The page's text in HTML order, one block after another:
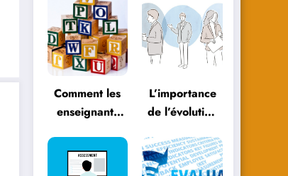
Comment les
enseignants
évoluer avec
les
L’importance
de l’évolution
dans le
parcours